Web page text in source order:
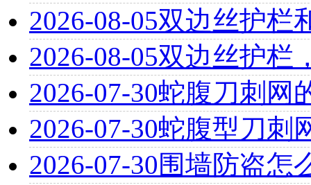
2026-08-05双边丝护栏
2026-08-05双边丝护栏
2026-07-30蛇腹刀刺网
2026-07-30蛇腹型刀刺
2026-07-30围墙防盗怎